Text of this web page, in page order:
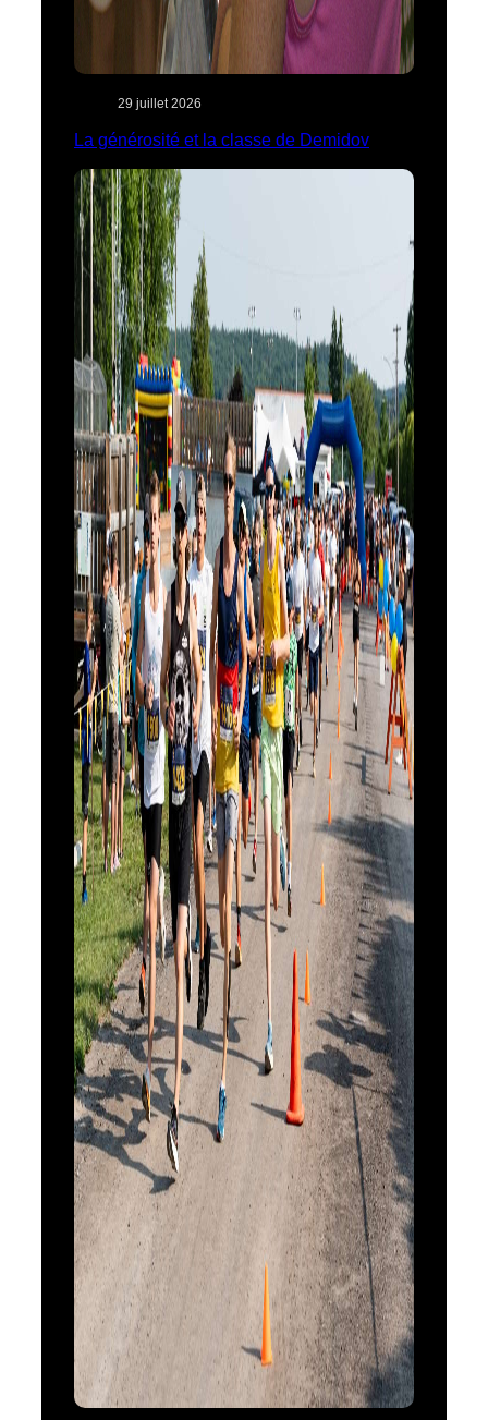
29 juillet 2026
La générosité et la classe de Demidov